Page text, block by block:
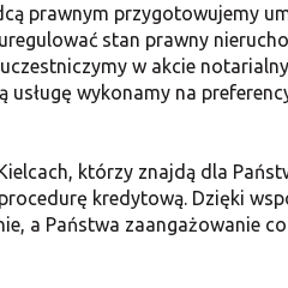
prawnym przygotowujemy
stan prawny
w akcie
wykonamy na
którzy znajdą dla
kredytową. Dzięki
a Państwa zaangażowanie